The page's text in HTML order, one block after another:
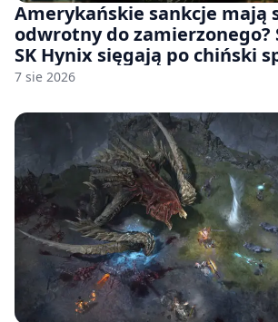
Amerykańskie sankcje mają
odwrotny do zamierzonego?
SK Hynix sięgają po chiński
fabryk chipów
7 sie 2026